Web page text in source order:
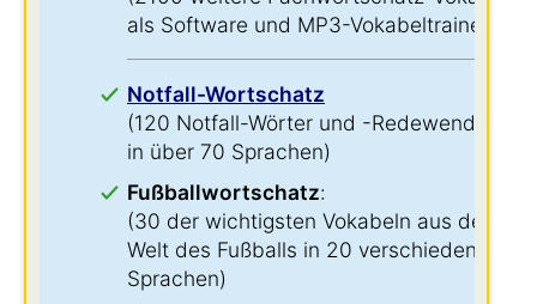
als Software und MP3-Vokabeltrainer)
Notfall-Wortschatz
(120 Notfall-Wörter und -Redewendungen
in über 70 Sprachen)
Fußballwortschatz:
(30 der wichtigsten Vokabeln aus der
Welt des Fußballs in 20 verschiedenen
Sprachen)